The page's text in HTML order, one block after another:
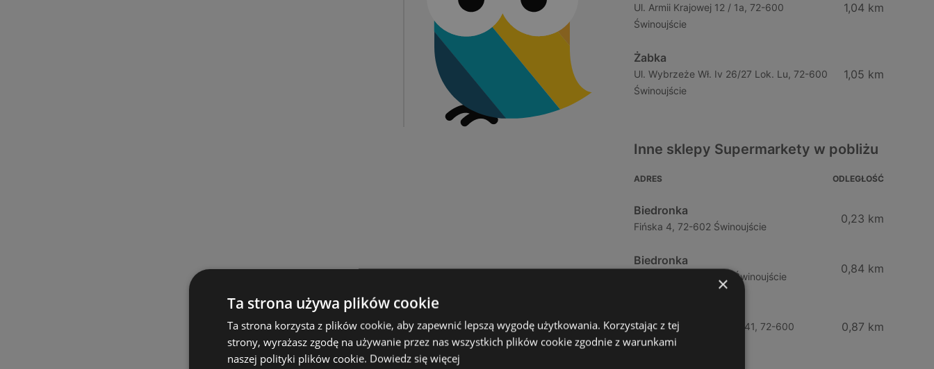
Ul. Armii Krajowej 12 / 1a, 72-600
Świnoujście
1,04 km
Żabka
Ul. Wybrzeże Wł. Iv 26/27 Lok. Lu, 72-600
Świnoujście
1,05 km
Inne sklepy Supermarkety w pobliżu
ADRES ODLEGŁOŚĆ
Biedronka
Fińska 4, 72-602 Świnoujście
0,23 km
Biedronka
Chrobrego 9, 72-600 Świnoujście
0,84 km
Ul. Bohaterów Września 41, 72-600
Świnoujście
0,87 km
×
Ta strona używa plików cookie
Ta strona korzysta z plików cookie, aby zapewnić lepszą wygodę użytkowania. Korzystając z tej
strony, wyrażasz zgodę na używanie przez nas wszystkich plików cookie zgodnie z warunkami
naszej polityki plików cookie. Dowiedz się więcej